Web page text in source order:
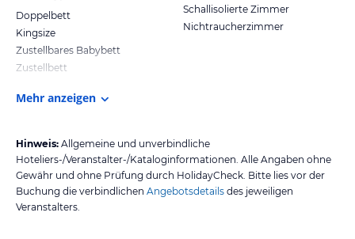
Doppelbett
Kingsize
Zustellbares Babybett
Zustellbett
Schallisolierte Zimmer
Nichtraucherzimmer
Mehr anzeigen
Hinweis: Allgemeine und unverbindliche
Hoteliers-/Veranstalter-/Kataloginformationen. Alle Angaben ohne
Gewähr und ohne Prüfung durch HolidayCheck. Bitte lies vor der
Buchung die verbindlichen Angebotsdetails des jeweiligen
Veranstalters.